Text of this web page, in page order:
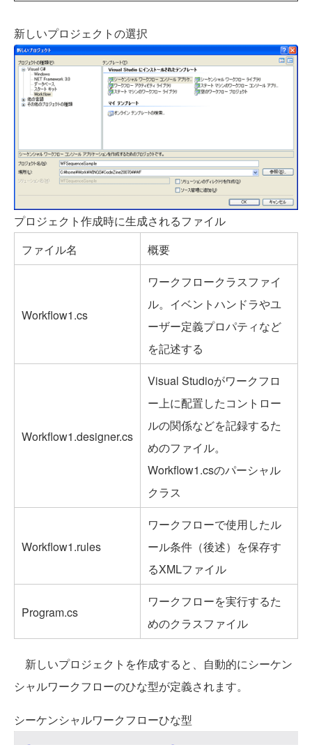
新しいプロジェクトの選択
プロジェクト作成時に生成されるファイル
ファイル名
概要
Workflow1.cs
ワークフロークラスファイ
ル。イベントハンドラやユ
ーザー定義プロパティなど
を記述する
Workflow1.designer.cs
Visual Studioがワークフロ
ー上に配置したコントロー
ルの関係などを記録するた
めのファイル。
Workflow1.csのパーシャル
クラス
Workflow1.rules
ワークフローで使用したル
ール条件（後述）を保存す
るXMLファイル
Program.cs
ワークフローを実行するた
めのクラスファイル
新しいプロジェクトを作成すると、自動的にシーケン
シャルワークフローのひな型が定義されます。
シーケンシャルワークフローひな型